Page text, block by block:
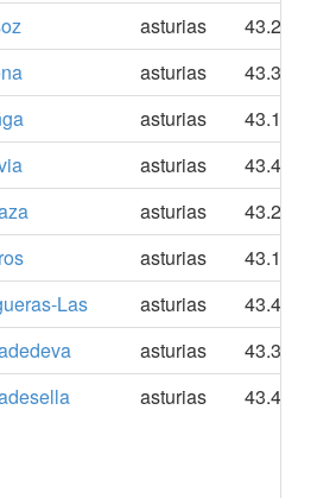
asturias
asturias
asturias
asturias
asturias
asturias
Las asturias
asturias
asturias